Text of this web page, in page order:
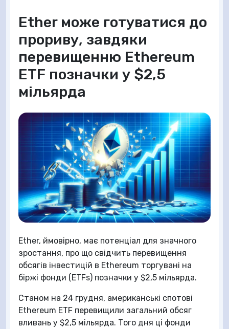
Ether може готуватися до
прориву, завдяки
перевищенню Ethereum
ETF позначки у $2,5
мільярда
Ether, ймовірно, має потенціал для значного
зростання, про що свідчить перевищення
обсягів інвестицій в Ethereum торгувані на
біржі фонди (ETFs) позначки у $2,5 мільярда.
Станом на 24 грудня, американські спотові
Ethereum ETF перевищили загальний обсяг
вливань у $2,5 мільярда. Того дня ці фонди